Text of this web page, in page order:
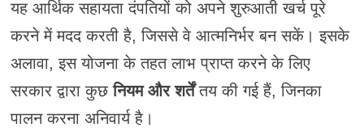
यह आर्थिक सहायता दंपतियों को अपने शुरुआती खर्च पूरे
करने में मदद करती है, जिससे वे आत्मनिर्भर बन सकें। इसके
अलावा, इस योजना के तहत लाभ प्राप्त करने के लिए
सरकार द्वारा कुछनियम और शर्तेंतय की गई हैं, जिनका
पालन करना अनिवार्य है।